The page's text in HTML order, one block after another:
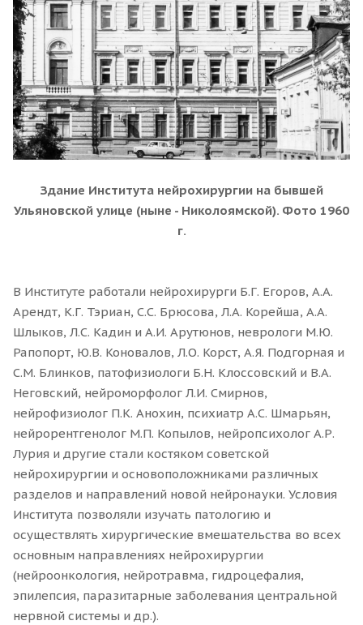
Здание Института нейрохирургии на бывшей
Ульяновской улице (ныне - Николоямской). Фото 1960
г.
В Институте работали нейрохирурги Б.Г. Егоров, А.А.
Арендт, К.Г. Тэриан, С.С. Брюсова, Л.А. Корейша, А.А.
Шлыков, Л.С. Кадин и А.И. Арутюнов, неврологи М.Ю.
Рапопорт, Ю.В. Коновалов, Л.О. Корст, А.Я. Подгорная и
С.М. Блинков, патофизиологи Б.Н. Клоссовский и В.А.
Неговский, нейроморфолог Л.И. Смирнов,
нейрофизиолог П.К. Анохин, психиатр А.С. Шмарьян,
нейрорентгенолог М.П. Копылов, нейропсихолог А.Р.
Лурия и другие стали костяком советской
нейрохирургии и основоположниками различных
разделов и направлений новой нейронауки. Условия
Института позволяли изучать патологию и
осуществлять хирургические вмешательства во всех
основным направлениях нейрохирургии
(нейроонкология, нейротравма, гидроцефалия,
эпилепсия, паразитарные заболевания центральной
нервной системы и др.).